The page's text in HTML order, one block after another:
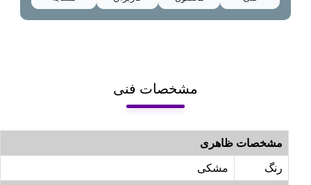
مشخصات فنی
مشخصات ظاهری
رنگ مشکی